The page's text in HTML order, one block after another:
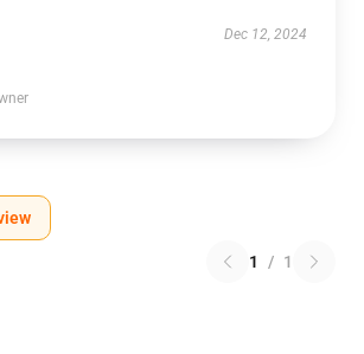
Dec 12, 2024
1 / 1